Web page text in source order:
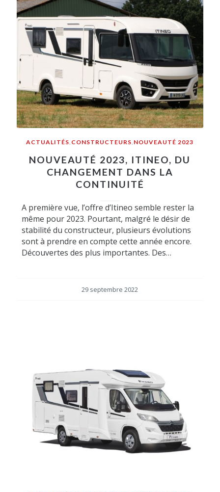
ACTUALITÉS, CONSTRUCTEURS, NOUVEAUTÉ 2023
NOUVEAUTÉ 2023, ITINEO, DU
CHANGEMENT DANS LA
CONTINUITÉ
A première vue, l’offre d’Itineo semble rester la
même pour 2023. Pourtant, malgré le désir de
stabilité du constructeur, plusieurs évolutions
sont à prendre en compte cette année encore.
Découvertes des plus importantes. Des…
29 septembre 2022